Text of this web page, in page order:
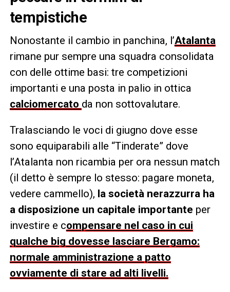
tempistiche
Nonostante il cambio in panchina, l’Atalanta
rimane pur sempre una squadra consolidata
con delle ottime basi: tre competizioni
importanti e una posta in palio in ottica
calciomercato da non sottovalutare.
Tralasciando le voci di giugno dove esse
sono equiparabili alle “Tinderate” dove
l’Atalanta non ricambia per ora nessun match
(il detto è sempre lo stesso: pagare moneta,
vedere cammello), la società nerazzurra ha
a disposizione un capitale importante per
investire e compensare nel caso in cui
qualche big dovesse lasciare Bergamo:
normale amministrazione a patto
ovviamente di stare ad alti livelli.